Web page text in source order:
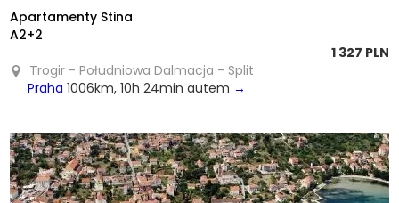
Apartamenty Stina
A2+2
1 327 PLN
Trogir - Południowa Dalmacja - Split
Praha 1006km, 10h 24min autem →